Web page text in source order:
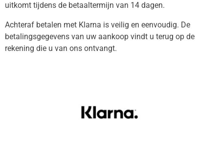
uitkomt tijdens de betaaltermijn van 14 dagen.
Achteraf betalen met Klarna is veilig en eenvoudig. De
betalingsgegevens van uw aankoop vindt u terug op de
rekening die u van ons ontvangt.